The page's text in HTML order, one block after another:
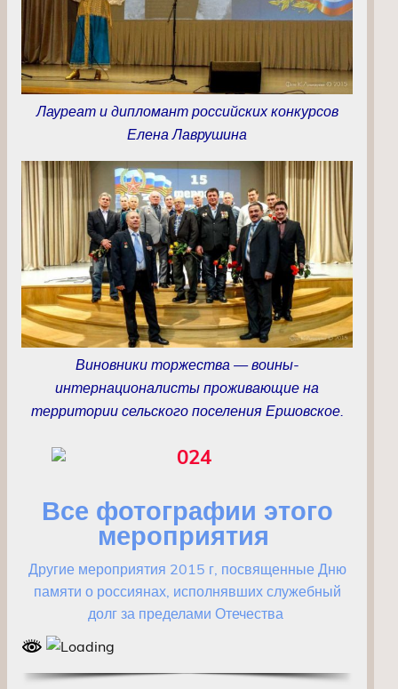
Лауреат и дипломант российских конкурсов
Елена Лаврушина
Виновники торжества — воины-
интернационалисты проживающие на
территории сельского поселения Ершовское.
Все фотографии этого
мероприятия
Другие мероприятия 2015 г, посвященные Дню
памяти о россиянах, исполнявших служебный
долг за пределами Отечества